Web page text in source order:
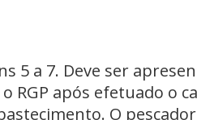
5 a 7. Deve ser
RGP após efetuado o
O